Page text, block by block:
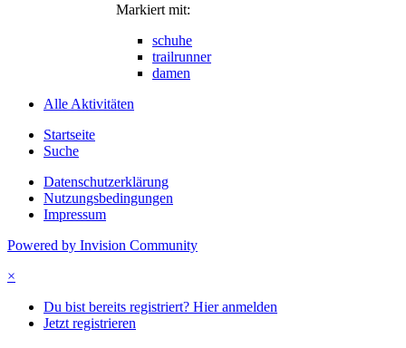
Markiert mit:
schuhe
trailrunner
damen
Alle Aktivitäten
Startseite
Suche
Datenschutzerklärung
Nutzungsbedingungen
Impressum
Powered by Invision Community
×
Du bist bereits registriert? Hier anmelden
Jetzt registrieren